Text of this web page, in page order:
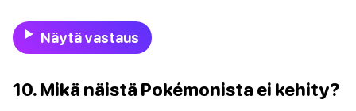
Näytä vastaus
10. Mikä näistä Pokémonista ei kehity?